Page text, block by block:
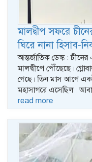
মালদ্বীপ সফরে
ঘিরে নানা হিসাব-
আন্তর্জাতিক ডেস্ক :
মালদ্বীপে পৌঁছেছে।
গেছে। তিন মাস আগে
মহাসাগরে এসেছিল।
read more